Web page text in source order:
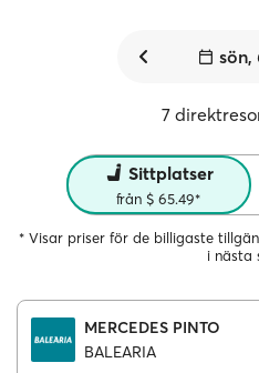
sön,
7
Sittplatser
från $ 65.49*
* Visar priser för de billigaste
i nästa
MERCEDES PINTO
BALEARIA